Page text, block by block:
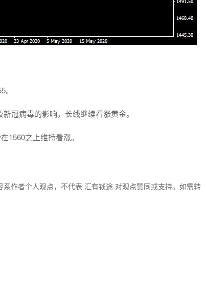
冠病毒的影响，长线继续看涨黄金。
1560之上维持看涨。
作者个人观点，不代表 汇有钱途 对观点赞同或支持。如需转